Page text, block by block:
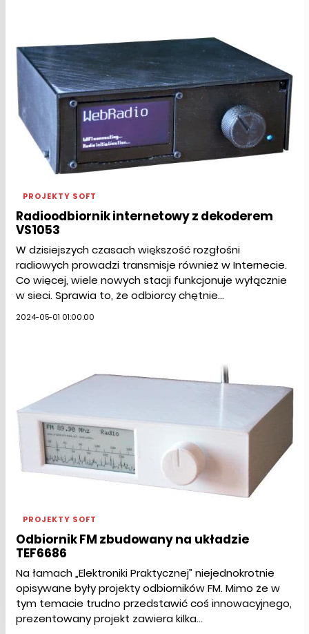
PROJEKTY SOFT
Radioodbiornik internetowy z dekoderem
VS1053
W dzisiejszych czasach większość rozgłośni
radiowych prowadzi transmisje również w Internecie.
Co więcej, wiele nowych stacji funkcjonuje wyłącznie
w sieci. Sprawia to, że odbiorcy chętnie...
2024-05-01 01:00:00
PROJEKTY SOFT
Odbiornik FM zbudowany na układzie
TEF6686
Na łamach „Elektroniki Praktycznej” niejednokrotnie
opisywane były projekty odbiorników FM. Mimo że w
tym temacie trudno przedstawić coś innowacyjnego,
prezentowany projekt zawiera kilka...